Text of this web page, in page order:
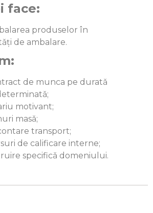
face:
produselor în
de ambalare.
de munca pe duratǎ
motivant;
masǎ;
transport;
de calificare interne;
specificǎ domeniului.